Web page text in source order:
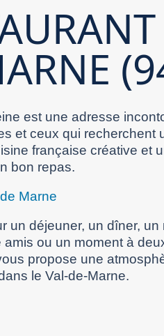
est une adresse
et ceux qui recherchent
française créative et
bon repas.
Marne
un déjeuner, un dîner, un
amis ou un moment à
propose une
le Val-de-Marne.